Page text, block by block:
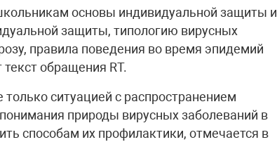
основы индивидуальной защиты и
защиты, типологию вирусных
правила поведения во время эпидемий
обращения RT.
ситуацией с распространением
природы вирусных заболеваний в
способам их профилактики, отмечается в